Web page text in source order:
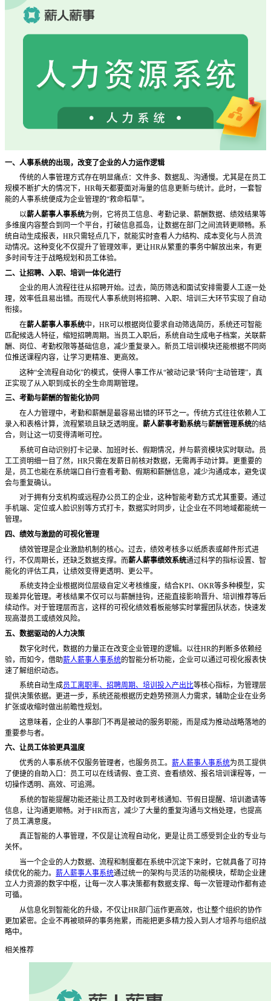
一、人事系统的出现，改变了企业的人力运作逻辑
传统的人事管理方式存在明显痛点：文件多、数据乱、沟通慢。尤其是在员工
规模不断扩大的情况下， HR每天都要面对海量的信息更新与统计。此时，一套智
能的人事系统便成为企业管理的“救命稻草”。
以薪人薪事人事系统为例，它将员工信息、考勤记录、薪酬数据、绩效结果等
多维度内容整合到同一个平台，打破信息孤岛，让数据在部门之间流转更顺畅。系
统自动生成报表， HR只需轻点几下，就能实时查看人力结构、成本变化与人员流
动情况。这种变化不仅提升了管理效率，更让HR从繁重的事务中解放出来，有更
多时间专注于战略规划和员工体验。
二、让招聘、入职、培训一体化进行
企业的用人流程往往从招聘开始。过去，简历筛选和面试安排需要人工逐一处
理，效率低且易出错。而现代人事系统则将招聘、入职、培训三大环节实现了自动
衔接。
在薪人薪事人事系统中， HR可以根据岗位要求自动筛选简历，系统还可智能
匹配候选人特征，缩短招聘周期。当员工入职后，系统自动生成电子档案，关联薪
酬、岗位、考勤权限等基础信息，减少重复录入。新员工培训模块还能根据不同岗
位推送课程内容，让学习更精准、更高效。
这种“全流程自动化”的模式，使得人事工作从“被动记录”转向“主动管理”，真
正实现了从入职到成长的全生命周期管理。
三、考勤与薪酬的智能化协同
在人力管理中，考勤和薪酬是最容易出错的环节之一。传统方式往往依赖人工
录入和表格计算，流程繁琐且缺乏透明度。 薪人薪事考勤系统与薪酬管理系统的结
合，则让这一切变得清晰可控。
系统可自动识别打卡记录、加班时长、假期情况，并与薪资模块实时联动。员
工工资明细一目了然， HR只需在发薪日前核对数据，无需再手动计算。更重要的
是，员工也能在系统端口自行查看考勤、假期和薪酬信息，减少沟通成本，避免误
会与重复确认。
对于拥有分支机构或远程办公员工的企业，这种智能考勤方式尤其重要。通过
手机端、定位或人脸识别等方式打卡，数据实时同步，让企业在不同地域都能统一
管理。
四、绩效与激励的可视化管理
绩效管理是企业激励机制的核心。过去，绩效考核多以纸质表或邮件形式进
行，不仅周期长，还缺乏数据支撑。而薪人薪事绩效系统通过科学的指标设置、智
能化的评估工具，让绩效变得更透明、更公平。
系统支持企业根据岗位层级自定义考核维度，结合KPI、OKR等多种模型，实
现差异化管理。考核结果不仅可以与薪酬挂钩，还能直接影响晋升、培训推荐等后
续动作。对于管理层而言，这样的可视化绩效看板能够实时掌握团队状态，快速发
现高潜员工或绩效风险。
五、数据驱动的人力决策
数字化时代，数据的力量正在改变企业管理的逻辑。以往HR的判断多依赖经
验，而如今，借助薪人薪事人事系统的智能分析功能，企业可以通过可视化报表快
速了解组织动态。
系统自动生成员工离职率、招聘周期、培训投入产出比等核心指标，为管理层
提供决策依据。更进一步，系统还能根据历史趋势预测人力需求，辅助企业在业务
扩张或收缩时做出前瞻性规划。
这意味着，企业的人事部门不再是被动的服务职能，而是成为推动战略落地的
重要参与者。
六、让员工体验更具温度
优秀的人事系统不仅服务管理者，也服务员工。 薪人薪事人事系统为员工提供
了便捷的自助入口：员工可以在线请假、查工资、查看绩效、报名培训课程等，一
切操作透明、高效、可追溯。
系统的智能提醒功能还能让员工及时收到考核通知、节假日提醒、培训邀请等
信息，让沟通更顺畅。对于HR而言，减少了大量的重复沟通与文档处理，也提高
了员工满意度。
真正智能的人事管理，不仅是让流程自动化，更是让员工感受到企业的专业与
关怀。
当一个企业的人力数据、流程和制度都在系统中沉淀下来时，它就具备了可持
续优化的能力。 薪人薪事人事系统通过统一的架构与灵活的功能模块，帮助企业建
立人力资源的数字中枢，让每一次人事决策都有数据支撑、每一次管理动作都有迹
可循。
从信息化到智能化的升级，不仅让HR部门运作更高效，也让整个组织的协作
更加紧密。企业不再被琐碎的事务拖累，而能把更多精力投入到人才培养与组织战
略中。
相关推荐